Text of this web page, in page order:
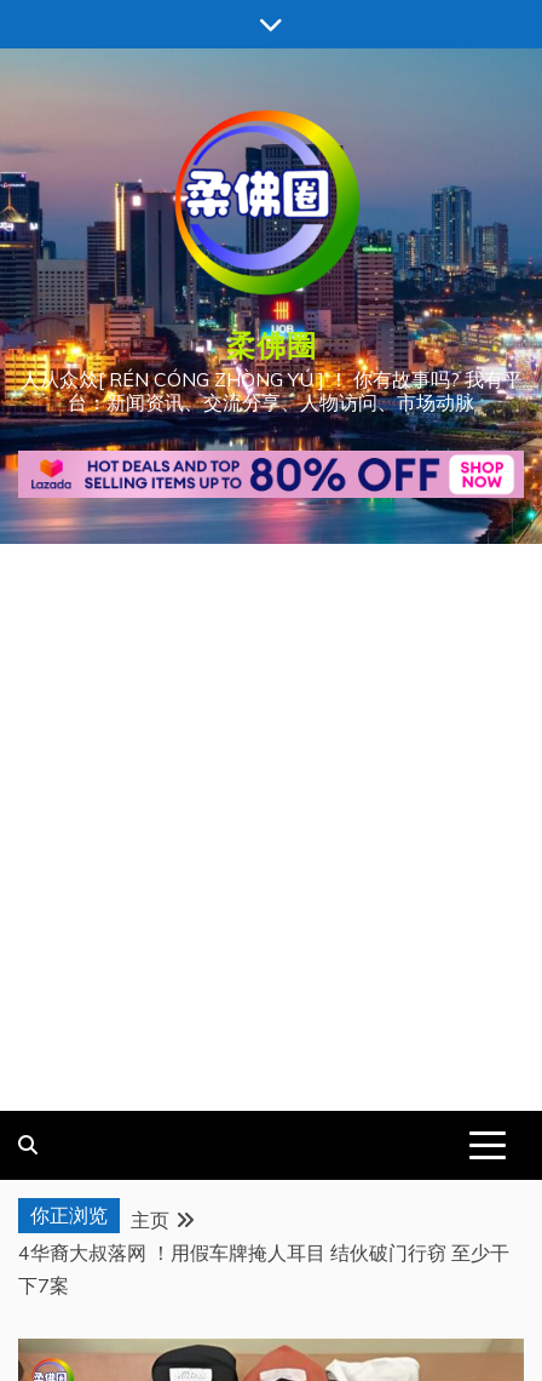
至
柔佛圈
人从众𠈌[ RÉN CÓNG ZHÒNG YÚ ] ！ 你有故事吗? 我有平
台：新闻资讯、交流分享、人物访问、市场动脉
你正浏览
主页
4华裔大叔落网 ！用假车牌掩人耳目 结伙破门行窃 至少干
下7案